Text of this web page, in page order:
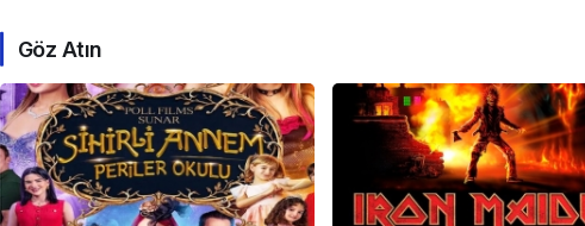
Göz Atın